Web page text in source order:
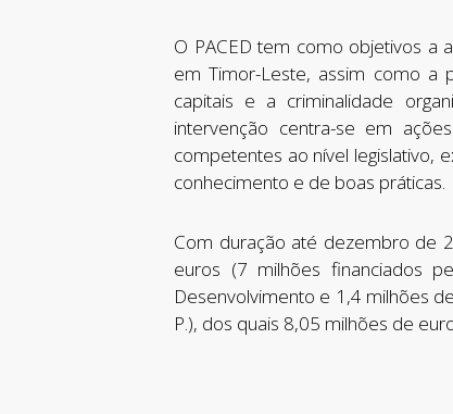
O PACED tem como objetivos a
em Timor-Leste, assim como a
capitais e a criminalidade
intervenção centra-se em
competentes ao nível legislativo,
conhecimento e de boas práticas.
Com duração até dezembro de
euros (7 milhões financiados
Desenvolvimento e 1,4 milhões
P.), dos quais 8,05 milhões de